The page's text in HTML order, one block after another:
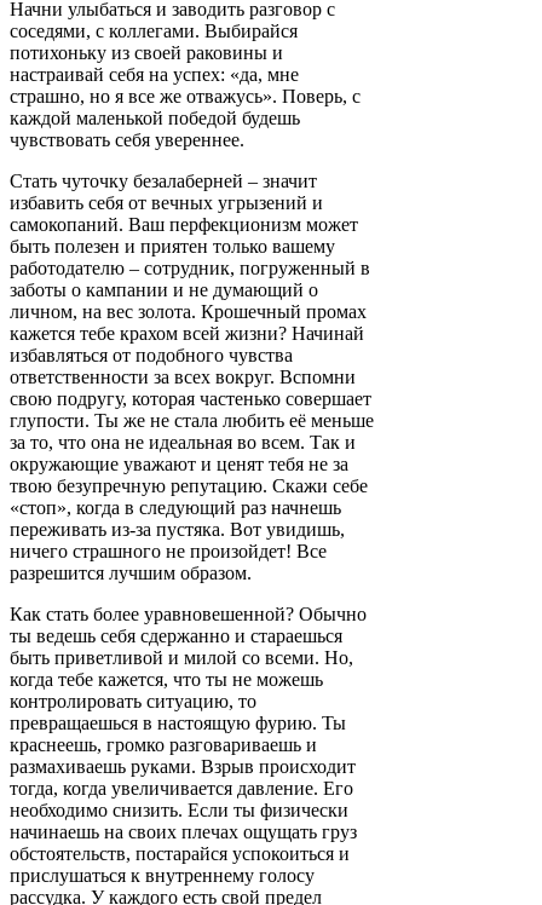
Начни улыбаться и заводить разговор с
соседями, с коллегами. Выбирайся
потихоньку из своей раковины и
настраивай себя на успех: «да, мне
страшно, но я все же отважусь». Поверь, с
каждой маленькой победой будешь
чувствовать себя увереннее.
Стать чуточку безалаберней – значит
избавить себя от вечных угрызений и
самокопаний. Ваш перфекционизм может
быть полезен и приятен только вашему
работодателю – сотрудник, погруженный в
заботы о кампании и не думающий о
личном, на вес золота. Крошечный промах
кажется тебе крахом всей жизни? Начинай
избавляться от подобного чувства
ответственности за всех вокруг. Вспомни
свою подругу, которая частенько совершает
глупости. Ты же не стала любить её меньше
за то, что она не идеальная во всем. Так и
окружающие уважают и ценят тебя не за
твою безупречную репутацию. Скажи себе
«стоп», когда в следующий раз начнешь
переживать из-за пустяка. Вот увидишь,
ничего страшного не произойдет! Все
разрешится лучшим образом.
Как стать более уравновешенной? Обычно
ты ведешь себя сдержанно и стараешься
быть приветливой и милой со всеми. Но,
когда тебе кажется, что ты не можешь
контролировать ситуацию, то
превращаешься в настоящую фурию. Ты
краснеешь, громко разговариваешь и
размахиваешь руками. Взрыв происходит
тогда, когда увеличивается давление. Его
необходимо снизить. Если ты физически
начинаешь на своих плечах ощущать груз
обстоятельств, постарайся успокоиться и
прислушаться к внутреннему голосу
рассудка. У каждого есть свой предел